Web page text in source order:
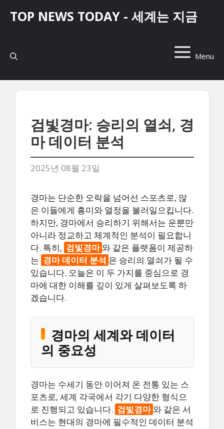
뛰
TOP NEWS TODAY - 세계는 지금
Menu
검빛경마: 승리의 열쇠, 경
마 데이터 분석
2025년 08월 23일
경마는 단순한 오락을 넘어선 스포츠로, 많
은 이들에게 흥미와 열정을 불러일으킵니다.
하지만, 경마에서 승리하기 위해서는 운뿐만
아니라 정교하고 체계적인 분석이 필요합니
다. 특히, 검빛경마 와 같은 플랫폼이 제공하
는 경마 데이터 분석 은 승리의 열쇠가 될 수
있습니다. 오늘은 이 두 가지를 중심으로 경
마에 대한 이해를 깊이 있게 살펴보도록 하
겠습니다.
경마의 세계와 데이터
의 중요성
경마는 수세기 동안 이어져 온 전통 있는 스
포츠로, 세계 각국에서 각기 다양한 형식으
로 진행되고 있습니다. 검빛경마 와 같은 서
비스는 현대의 경마에 필수적인 데이터 분석